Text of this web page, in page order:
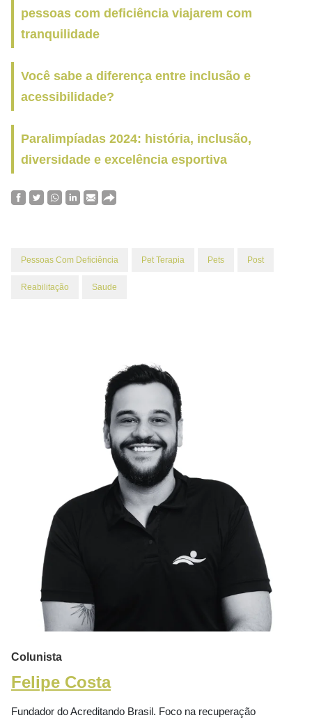
Colunista
Felipe Costa
Fundador do Acreditando Brasil. Foco na recuperação
pessoas com deficiência viajarem com
tranquilidade
Você sabe a diferença entre inclusão e
acessibilidade?
Paralimpíadas 2024: história, inclusão,
diversidade e excelência esportiva
Pessoas Com Deficiência Pet Terapia Pets Post
Reabilitação Saude